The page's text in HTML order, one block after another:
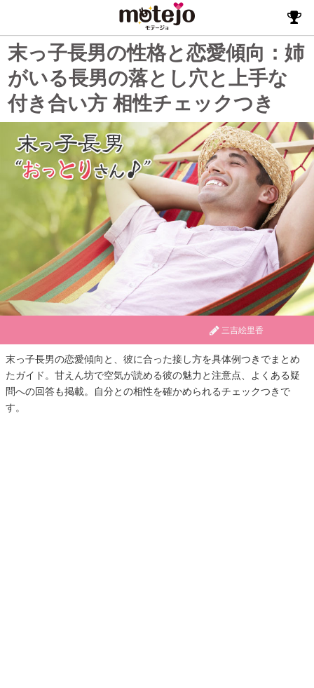
末っ子長男の性格と恋愛傾向：姉
がいる長男の落とし穴と上手な
付き合い方 相性チェックつき
三吉絵里香
末っ子長男の恋愛傾向と、彼に合った接し方を具体例つきでまとめ
たガイド。甘えん坊で空気が読める彼の魅力と注意点、よくある疑
問への回答も掲載。自分との相性を確かめられるチェックつきで
す。